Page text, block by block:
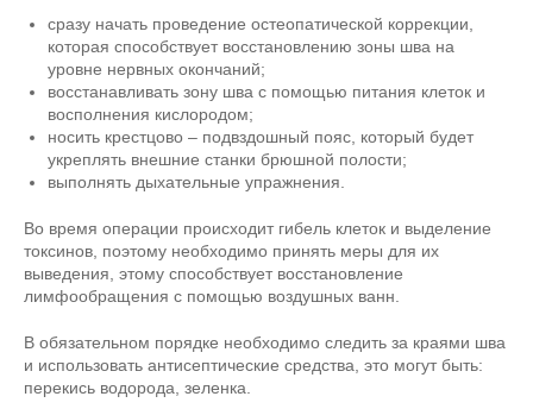
сразу начать проведение остеопатической коррекции,
которая способствует восстановлению зоны шва на
уровне нервных окончаний;
восстанавливать зону шва с помощью питания клеток и
восполнения кислородом;
носить крестцово – подвздошный пояс, который будет
укреплять внешние станки брюшной полости;
выполнять дыхательные упражнения.
Во время операции происходит гибель клеток и выделение
токсинов, поэтому необходимо принять меры для их
выведения, этому способствует восстановление
лимфообращения с помощью воздушных ванн.
В обязательном порядке необходимо следить за краями шва
и использовать антисептические средства, это могут быть:
перекись водорода, зеленка.